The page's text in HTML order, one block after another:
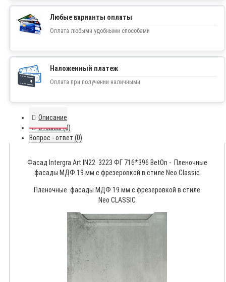
Любые варианты оплаты
Оплата любыми удобными способами
Наложенный платеж
Оплата при получении наличными
Описание
Отзывы (0)
Вопрос - ответ (0)
Фасад Intergra Art IN22 3223 ФГ 716*396 BetOn - Пленочные
фасады МДФ 19 мм с фрезеровкой в стиле Neo Classic
Пленочные фасады МДФ 19 мм с фрезеровкой в стиле
Neo CLASSIC